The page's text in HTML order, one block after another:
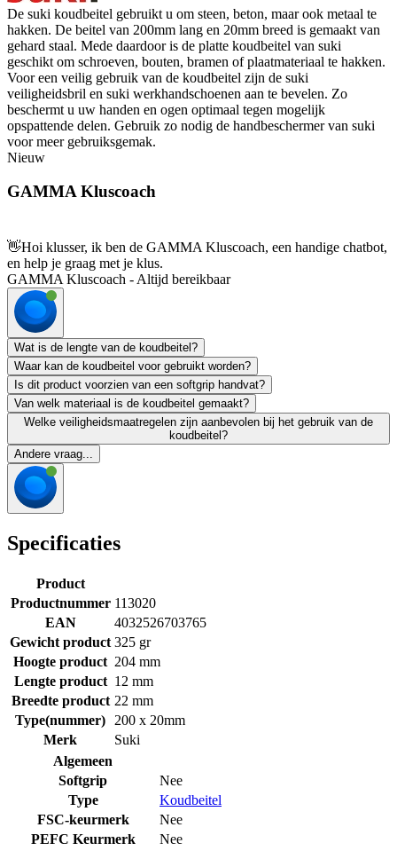
De suki koudbeitel gebruikt u om steen, beton, maar ook metaal te
hakken. De beitel van 200mm lang en 20mm breed is gemaakt van
gehard staal. Mede daardoor is de platte koudbeitel van suki
geschikt om schroeven, bouten, bramen of plaatmateriaal te hakken.
Voor een veilig gebruik van de koudbeitel zijn de suki
veiligheidsbril en suki werkhandschoenen aan te bevelen. Zo
beschermt u uw handen en ogen optimaal tegen mogelijk
opspattende delen. Gebruik zo nodig de handbeschermer van suki
voor meer gebruiksgemak.
Nieuw
GAMMA Kluscoach
👋Hoi klusser, ik ben de GAMMA Kluscoach, een handige chatbot,
en help je graag met je klus.
GAMMA Kluscoach - Altijd bereikbaar
Wat is de lengte van de koudbeitel?
Waar kan de koudbeitel voor gebruikt worden?
Is dit product voorzien van een softgrip handvat?
Van welk materiaal is de koudbeitel gemaakt?
Welke veiligheidsmaatregelen zijn aanbevolen bij het gebruik van de
koudbeitel?
Andere vraag...
Specificaties
Product
Productnummer 113020
EAN
4032526703765
Gewicht product 325 gr
Hoogte product 204 mm
Lengte product 12 mm
Breedte product 22 mm
Type(nummer)
200 x 20mm
Merk
Suki
Algemeen
Softgrip
Nee
Type
Koudbeitel
FSC-keurmerk
Nee
PEFC Keurmerk
Nee